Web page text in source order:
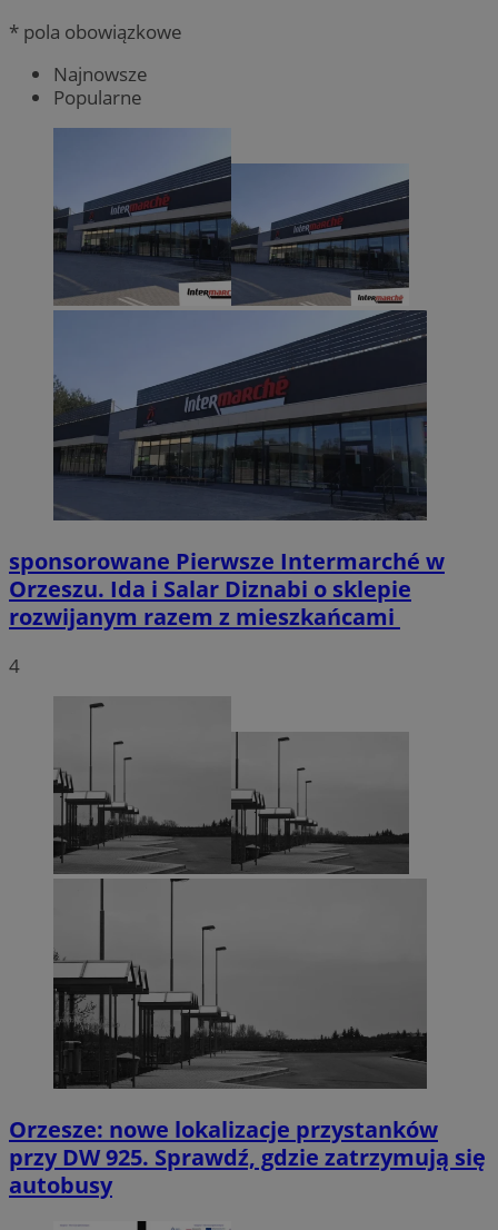
* pola obowiązkowe
Najnowsze
Popularne
sponsorowane Pierwsze Intermarché w
Orzeszu. Ida i Salar Diznabi o sklepie
rozwijanym razem z mieszkańcami
4
Orzesze: nowe lokalizacje przystanków
przy DW 925. Sprawdź, gdzie zatrzymują się
autobusy